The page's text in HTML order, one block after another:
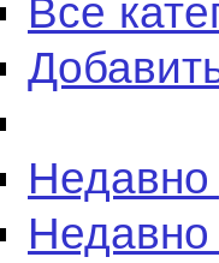
Все